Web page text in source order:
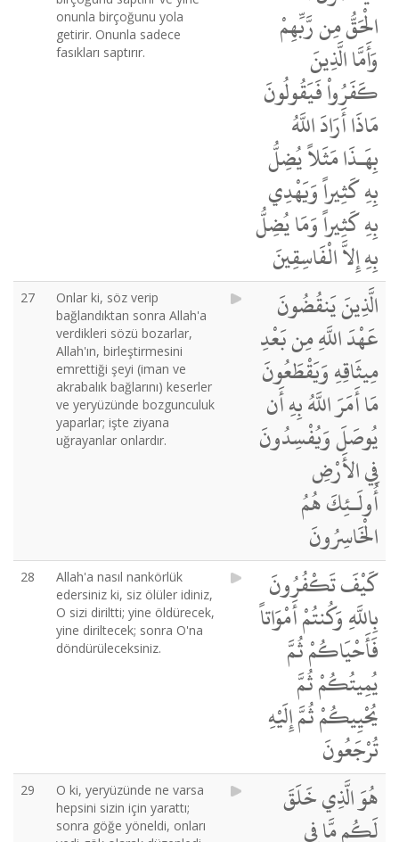
onunla birçoğunu yola
getirir. Onunla sadece
fasıkları saptırır.
الْحَقُّ مِن رَّبِّهِمْ
وَأَمَّا الَّذِينَ
كَفَرُواْ فَيَقُولُونَ
مَاذَا أَرَادَ اللَّهُ
بِهَـذَا مَثَلاً يُضِلُّ
بِهِ كَثِيراً وَيَهْدِي
بِهِ كَثِيراً وَمَا يُضِلُّ
بِهِ إِلاَّ الْفَاسِقِينَ
27
Onlar ki, söz verip
bağlandıktan sonra Allah'a
verdikleri sözü bozarlar,
Allah'ın, birleştirmesini
emrettiği şeyi (iman ve
akrabalık bağlarını) keserler
ve yeryüzünde bozgunculuk
yaparlar; işte ziyana
uğrayanlar onlardır.
الَّذِينَ يَنقُضُونَ
عَهْدَ اللَّهِ مِن بَعْدِ
مِيثَاقِهِ وَيَقْطَعُونَ
مَا أَمَرَ اللَّهُ بِهِ أَن
يُوصَلَ وَيُفْسِدُونَ
فِي الأَرْضِ
أُولَـئِكَ هُمُ
الْخَاسِرُونَ
28
Allah'a nasıl nankörlük
edersiniz ki, siz ölüler idiniz,
O sizi diriltti; yine öldürecek,
yine diriltecek; sonra O'na
döndürüleceksiniz.
كَيْفَ تَكْفُرُونَ
بِاللَّهِ وَكُنتُمْ أَمْوَاتاً
فَأَحْيَاكُمْ ثُمَّ
يُمِيتُكُمْ ثُمَّ
يُحْيِيكُمْ ثُمَّ إِلَيْهِ
تُرْجَعُونَ
29
O ki, yeryüzünde ne varsa
hepsini sizin için yarattı;
sonra göğe yöneldi, onları
هُوَ الَّذِي خَلَقَ
لَكُم مَّا فِي